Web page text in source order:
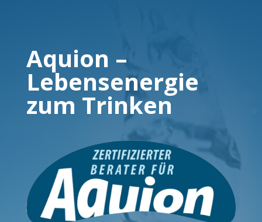
Aquion –
Lebensenergie
zum Trinken